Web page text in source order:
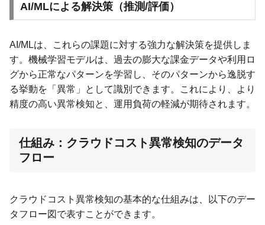
AI/MLによる解決策（推測/評価）
AI/MLは、これらの課題に対する強力な解決策を提供しま
す。機械学習モデルは、過去の膨大な課金データや利用ロ
グから正常なパターンを学習し、そのパターンから逸脱す
る挙動を「異常」として識別できます。これにより、より
精度の高い異常検知と、運用負荷の軽減が期待されます。
仕組み：クラウドコスト異常検知のデータ
フロー
クラウドコスト異常検知の基本的な仕組みは、以下のデー
タフロー図で表すことができます。